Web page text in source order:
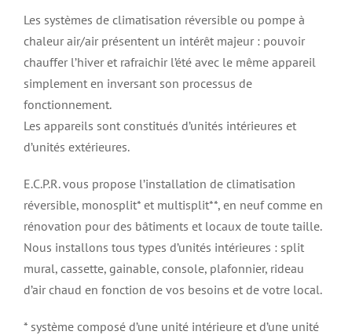
Les systèmes de climatisation réversible ou pompe à
chaleur air/air présentent un intérêt majeur : pouvoir
chauffer l’hiver et rafraichir l’été avec le même appareil
simplement en inversant son processus de
fonctionnement.
Les appareils sont constitués d’unités intérieures et
d’unités extérieures.
E.C.P.R. vous propose l’installation de climatisation
réversible, monosplit* et multisplit**, en neuf comme en
rénovation pour des bâtiments et locaux de toute taille.
Nous installons tous types d’unités intérieures : split
mural, cassette, gainable, console, plafonnier, rideau
d’air chaud en fonction de vos besoins et de votre local.
* système composé d’une unité intérieure et d’une unité